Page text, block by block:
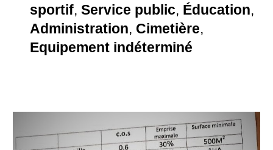
sportif,Service public, Éducation,
Administration, Cimetière,
Equipement indéterminé